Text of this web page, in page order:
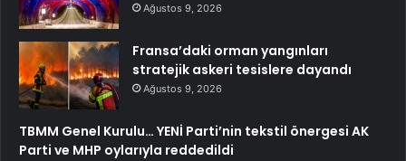
Ağustos 9, 2026
Fransa’daki orman yangınları
stratejik askeri tesislere dayandı
Ağustos 9, 2026
TBMM Genel Kurulu… YENİ Parti’nin tekstil önergesi AK
Parti ve MHP oylarıyla reddedildi